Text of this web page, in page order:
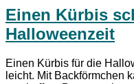
Einen Kürbis
Halloweenzeit
Einen Kürbis für die
leicht. Mit Backförmchen